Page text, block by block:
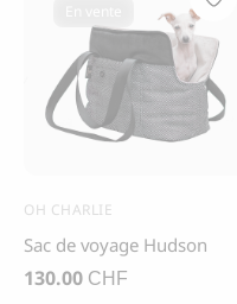
OH CHARLIE
Sac de voyage Hudson
130.00 CHF